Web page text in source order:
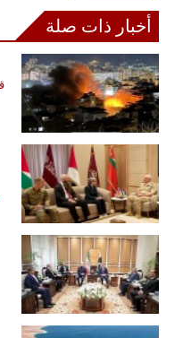
أخبار ذات صلة